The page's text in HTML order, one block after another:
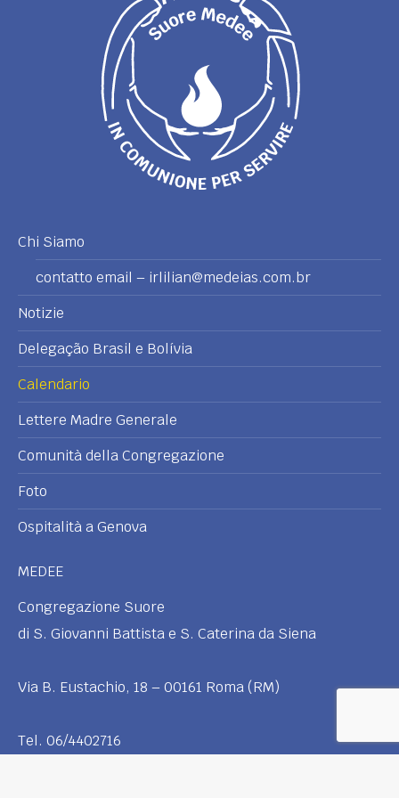
Chi Siamo
contatto email – irlilian@medeias.com.br
Notizie
Delegação Brasil e Bolívia
Calendario
Lettere Madre Generale
Comunità della Congregazione
Foto
Ospitalità a Genova
MEDEE
Congregazione Suore
di S. Giovanni Battista e S. Caterina da Siena
Via B. Eustachio, 18 – 00161 Roma (RM)
Tel. 06/4402716